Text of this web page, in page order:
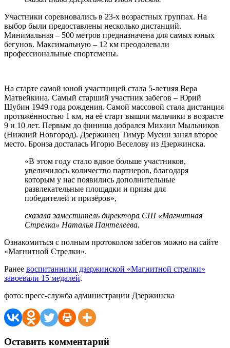
Участники соревновались в 23-х возрастных группах. На
выбор были предоставлены несколько дистанций.
Минимальная – 500 метров предназначена для самых юных
бегунов. Максимальную – 12 км преодолевали
профессиональные спортсмены.
На старте самой юной участницей стала 5-летняя Вера
Матвейкина. Самый старший участник забегов – Юрий
Шубин 1949 года рождения. Самой массовой стала дистанция
протяжённостью 1 км, на её старт вышли мальчики в возрасте
9 и 10 лет. Первым до финиша добрался Михаил Мыльников
(Нижний Новгород). Дзержинец Тимур Мусин занял второе
место. Бронза досталась Игорю Веселову из Дзержинска.
«В этом году стало вдвое больше участников,
увеличилось количество партнеров, благодаря
которым у нас появились дополнительные
развлекательные площадки и призы для
победителей и призёров»,
сказала заместитель директора СШ «Магнитная
Стрелка» Наталья Пантелеева.
Ознакомиться с полным протоколом забегов можно на сайте
«Магнитной Стрелки».
Ранее воспитанники дзержинской «Магнитной стрелки»
завоевали 15 медалей.
фото: пресс-служба администрации Дзержинска
Оставить комментарий